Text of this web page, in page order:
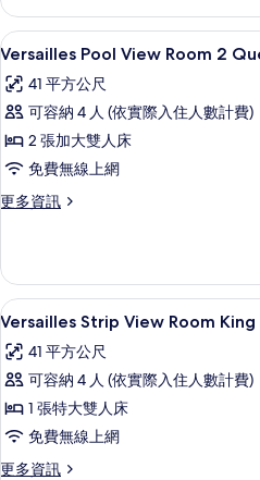
有
相
片
View
Room
King
詳
情
顯
示
Versailles
Pool
View
Room
2
所
有
相
片
4
Versailles Pool View Room 2
41 平方公尺
可容納 4 人 (依實際入住人數計費)
2 張加大雙人床
免費無線上網
更多資訊
更
View
Room
2
的
詳
顯
示
Versailles
Strip
View
Room
King
4
Versailles Strip View Room King
41 平方公尺
可容納 4 人 (依實際入住人數計費)
1 張特大雙人床
免費無線上網
更多資訊
更